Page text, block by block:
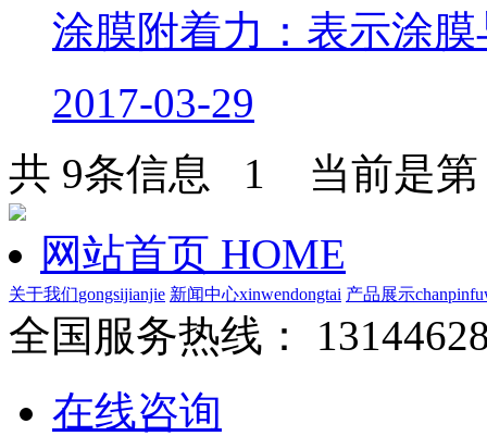
涂膜附着力：表示涂
2017-03-29
共 9条信息 1
当前是第
网站首页 HOME
关于我们gongsijianjie 新闻中心xinwendongtai 产品展示
全国服务热线：
在线咨询